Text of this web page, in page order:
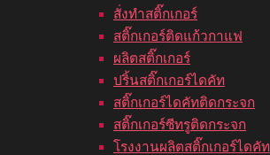
สั่งทำสติ๊กเกอร์
สติ๊กเกอร์ติดแก้วกาแฟ
ผลิตสติ๊กเกอร์
ปริ้นสติ๊กเกอร์ไดคัท
สติ๊กเกอร์ไดคัทติดกระจก
สติ๊กเกอร์ซีทรูติดกระจก
โรงงานผลิตสติ๊กเกอร์ไดคัท